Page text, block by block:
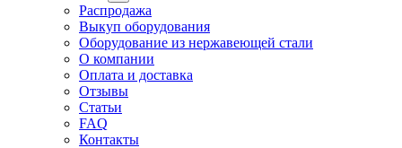
Распродажа
Выкуп оборудования
Оборудование из нержавеющей стали
О компании
Оплата и доставка
Отзывы
Статьи
FAQ
Контакты